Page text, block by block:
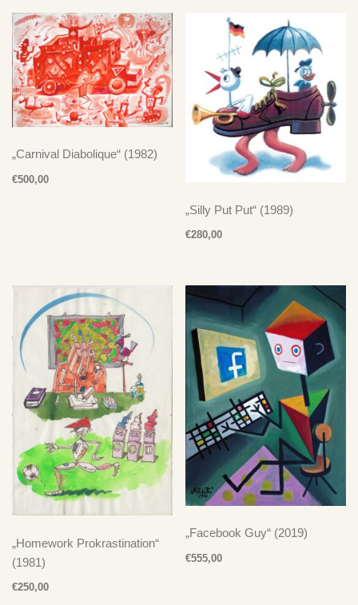
„Carnival Diabolique“ (1982)
€500,00
„Silly Put Put“ (1989)
€280,00
„Homework Prokrastination“
(1981)
€250,00
„Facebook Guy“ (2019)
€555,00